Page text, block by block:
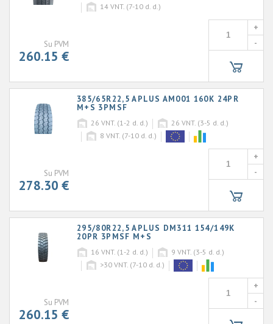
14 VNT. (7-10 d. d.)
Su PVM
260.15 €
+
-
385/65R22,5 APLUS AM001 160K 24PR
M+S 3PMSF
26 VNT. (1-2 d. d.) 26 VNT. (3-5 d. d.)
8 VNT. (7-10 d. d.)
Su PVM
278.30 €
+
-
295/80R22,5 APLUS DM311 154/149K
20PR 3PMSF M+S
16 VNT. (1-2 d. d.) 9 VNT. (3-5 d. d.)
>30 VNT. (7-10 d. d.)
Su PVM
260.15 €
+
-